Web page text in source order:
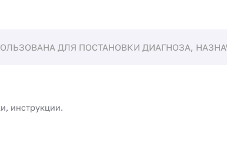
ДЛЯ ПОСТАНОВКИ ДИАГНОЗА,
инструкции.